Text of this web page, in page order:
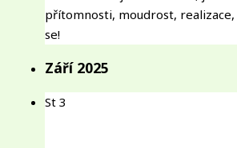
přítomnosti, moudrost,
se!
Září 2025
St3